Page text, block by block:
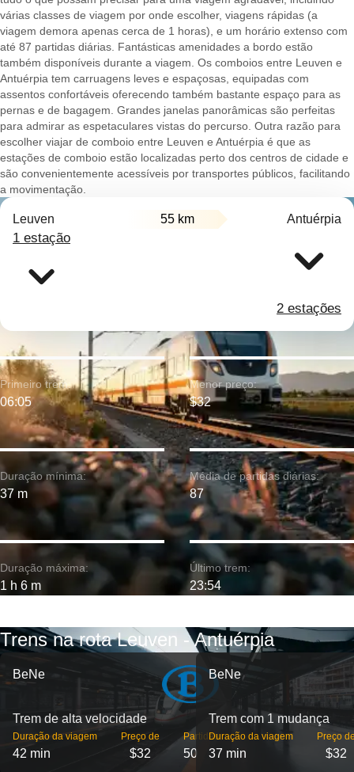
várias classes de viagem por onde escolher, viagens rápidas (a
viagem demora apenas cerca de 1 horas), e um horário extenso com
até 87 partidas diárias. Fantásticas amenidades a bordo estão
também disponíveis durante a viagem. Os comboios entre Leuven e
Antuérpia tem carruagens leves e espaçosas, equipadas com
assentos confortáveis oferecendo também bastante espaço para as
pernas e de bagagem. Grandes janelas panorâmicas são perfeitas
para admirar as espetaculares vistas do percurso. Outra razão para
escolher viajar de comboio entre Leuven e Antuérpia é que as
estações de comboio estão localizadas perto dos centros de cidade e
são convenientemente acessíveis por transportes públicos, facilitando
a movimentação.
Leuven 55 km Antuérpia
1 estação
2 estações
Duração mínima:
37 m
Primeiro trem:
06:05
Duração máxima:
1 h 6 m
Menor preço:
$32
Média de partidas diárias:
87
Último trem:
23:54
Trens na rota Leuven - Antuérpia
BeNe
Trem de alta velocidade
Duração da viagem
42 min
Preço de
$32
Partidas
50
BeNe
Trem com 1 mudança
Duração da viagem
37 min
Preço
$32